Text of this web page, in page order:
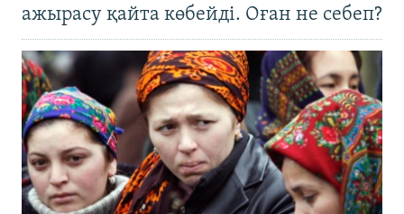
ажырасу қайта көбейді. Оған не себеп?